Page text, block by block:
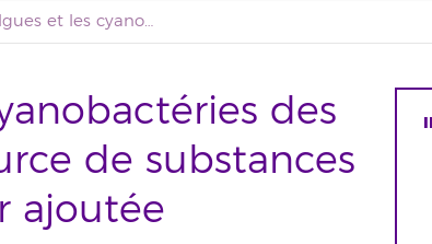
Les microalgues et les cyanobactéries des îles Canaries comme source de substances naturelles à haute valeur ajoutée
des
de substances
ajoutée